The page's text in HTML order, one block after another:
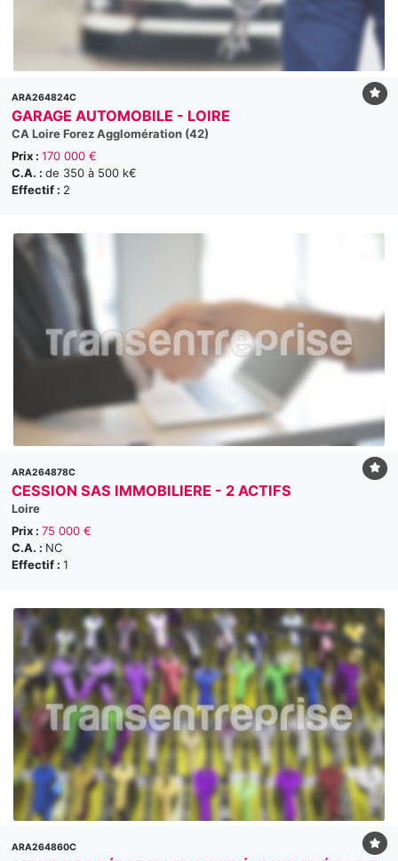
ARA264824C
GARAGE AUTOMOBILE - LOIRE
CA Loire Forez Agglomération (42)
Prix : 170 000 €
C.A. : de 350 à 500 k€
Effectif : 2
ARA264878C
CESSION SAS IMMOBILIERE - 2 ACTIFS
Loire
Prix : 75 000 €
C.A. : NC
Effectif : 1
ARA264860C